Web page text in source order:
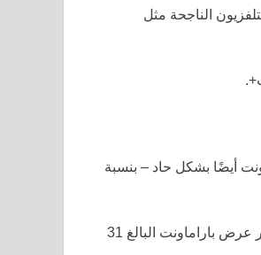
الناجحة مثل
أسهم باراماونت أيضًا بشكل حاد – بنسبة
كانت أسهم WBD تتداول تقريبًا بنسبة 2% أقل عند 28.80 دولار – أي أقل بكثير من سعر عرض باراماونت البالغ 31